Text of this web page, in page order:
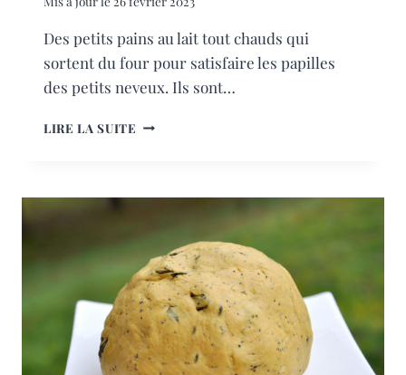
Des petits pains au lait tout chauds qui
sortent du four pour satisfaire les papilles
des petits neveux. Ils sont…
LIRE LA SUITE PETITS